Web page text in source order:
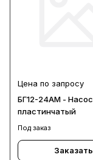
Цена по запросу
БГ12-24АМ - Насос
пластинчатый
Под заказ
Заказать